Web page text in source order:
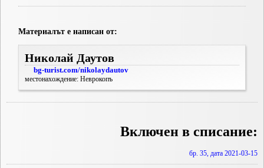
Материалът е написан от:
Николай Даутов
bg-turist.com/nikolaydautov
местонахождение: Неврокопъ
Включен в списание:
бр. 35, дата 2021-03-15